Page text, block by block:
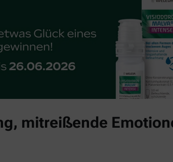
mitreißende